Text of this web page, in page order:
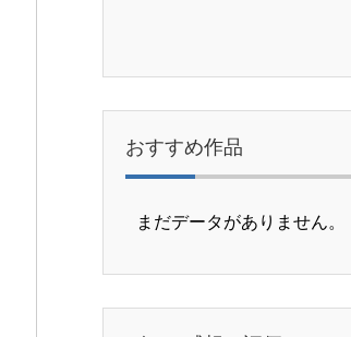
おすすめ作品
まだデータがありません。